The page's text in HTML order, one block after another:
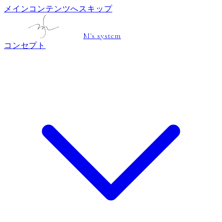
メインコンテンツへスキップ
M's system
コンセプト